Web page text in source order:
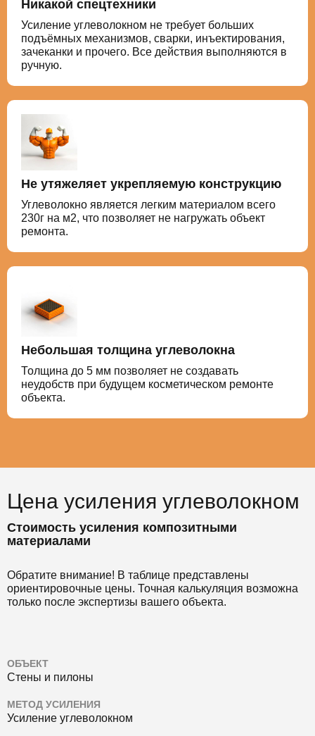
Никакой спецтехники
Усиление углеволокном не требует больших
подъёмных механизмов, сварки, инъектирования,
зачеканки и прочего. Все действия выполняются в
ручную.
Не утяжеляет укрепляемую конструкцию
Углеволокно является легким материалом всего
230г на м2, что позволяет не нагружать объект
ремонта.
Небольшая толщина углеволокна
Толщина до 5 мм позволяет не создавать
неудобств при будущем косметическом ремонте
объекта.
Цена усиления углеволокном
Стоимость усиления композитными
материалами
Обратите внимание! В таблице представлены
ориентировочные цены. Точная калькуляция возможна
только после экспертизы вашего объекта.
ОБЪЕКТ
Стены и пилоны
МЕТОД УСИЛЕНИЯ
Усиление углеволокном